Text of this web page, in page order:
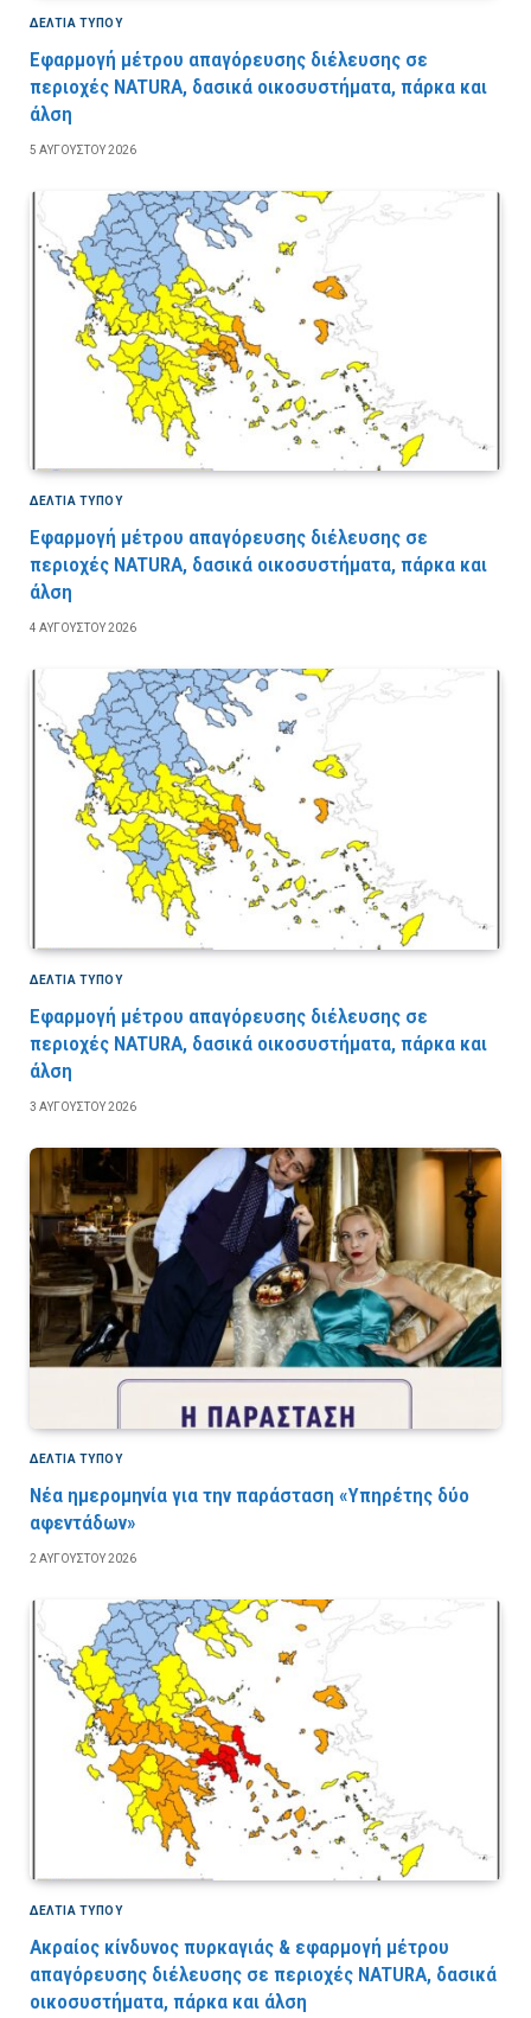
ΔΕΛΤΙΑ ΤΥΠΟΥ
Εφαρμογή μέτρου απαγόρευσης διέλευσης σε
περιοχές NATURA, δασικά οικοσυστήματα, πάρκα και
άλση
5 ΑΥΓΟΎΣΤΟΥ 2026
ΔΕΛΤΙΑ ΤΥΠΟΥ
Εφαρμογή μέτρου απαγόρευσης διέλευσης σε
περιοχές NATURA, δασικά οικοσυστήματα, πάρκα και
άλση
4 ΑΥΓΟΎΣΤΟΥ 2026
ΔΕΛΤΙΑ ΤΥΠΟΥ
Εφαρμογή μέτρου απαγόρευσης διέλευσης σε
περιοχές NATURA, δασικά οικοσυστήματα, πάρκα και
άλση
3 ΑΥΓΟΎΣΤΟΥ 2026
ΔΕΛΤΙΑ ΤΥΠΟΥ
Νέα ημερομηνία για την παράσταση «Υπηρέτης δύο
αφεντάδων»
2 ΑΥΓΟΎΣΤΟΥ 2026
ΔΕΛΤΙΑ ΤΥΠΟΥ
Ακραίος κίνδυνος πυρκαγιάς & εφαρμογή μέτρου
απαγόρευσης διέλευσης σε περιοχές NATURA, δασικά
οικοσυστήματα, πάρκα και άλση